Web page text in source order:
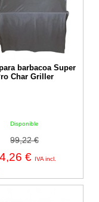
barbacoa Super
Char Griller
Disponible
99,22 €
€ IVA incl.
Griller
barbacoa Outlaw